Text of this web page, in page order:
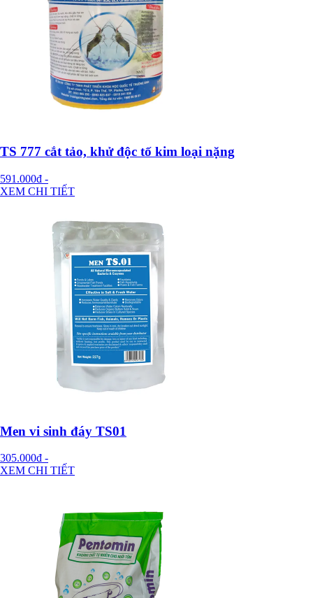
TS 777 cắt tảo, khử độc tố kim loại nặng
591.000đ -
XEM CHI TIẾT
Men vi sinh đáy TS01
305.000đ -
XEM CHI TIẾT